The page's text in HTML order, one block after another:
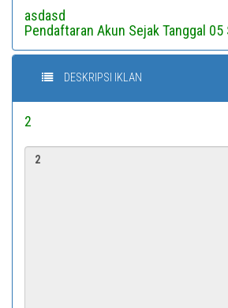
asdasd
Pendaftaran Akun Sejak Tanggal
DESKRIPSI IKLAN
2